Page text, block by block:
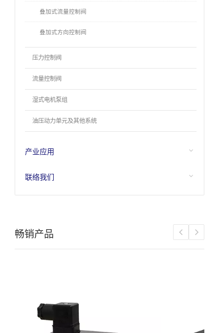
叠加式流量控制阀
叠加式方向控制阀
压力控制阀
流量控制阀
湿式电机泵组
油压动力单元及其他系统
产业应用
联络我们
畅销产品